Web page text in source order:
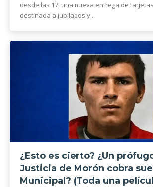
desde las 17, una nueva entrega de
destinada a jubilados y...
¿Esto es cierto? ¿Un
Justicia de Morón cobra
Municipal? (Toda una